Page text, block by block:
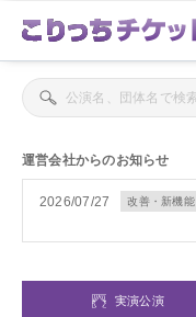
運営会社からのお知らせ
2026/07/27 改善・新機能
実演公演